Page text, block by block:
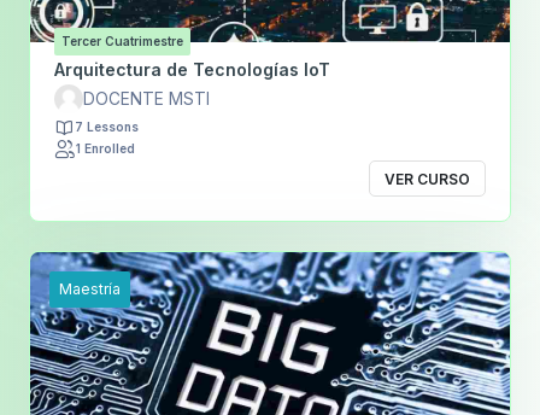
Tercer Cuatrimestre
Arquitectura de Tecnologías IoT
DOCENTE MSTI
7 Lessons
1 Enrolled
VER CURSO
Maestría